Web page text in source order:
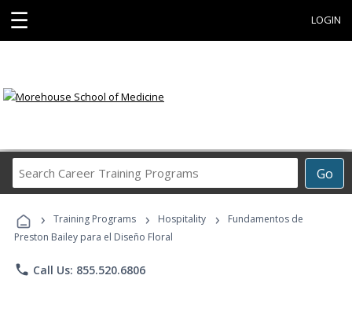
☰ LOGIN
Go
Career
Programs
› Training Programs › Hospitality ›
Fundamentos de
Preston Bailey para el Diseño Floral
phone Call Us: 855.520.6806